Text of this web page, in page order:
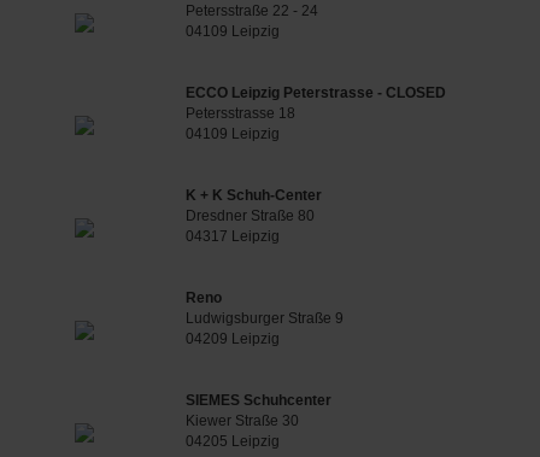
Petersstraße 22 - 24
04109 Leipzig
ECCO Leipzig Peterstrasse - CLOSED
Petersstrasse 18
04109 Leipzig
K + K Schuh-Center
Dresdner Straße 80
04317 Leipzig
Reno
Ludwigsburger Straße 9
04209 Leipzig
SIEMES Schuhcenter
Kiewer Straße 30
04205 Leipzig